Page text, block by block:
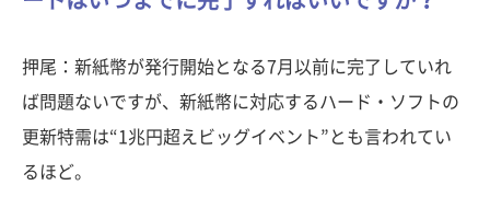
押尾：新紙幣が発行開始となる7月以前に完了していれ
ば問題ないですが、新紙幣に対応するハード・ソフトの
更新特需は“1兆円超えビッグイベント”とも言われてい
るほど。